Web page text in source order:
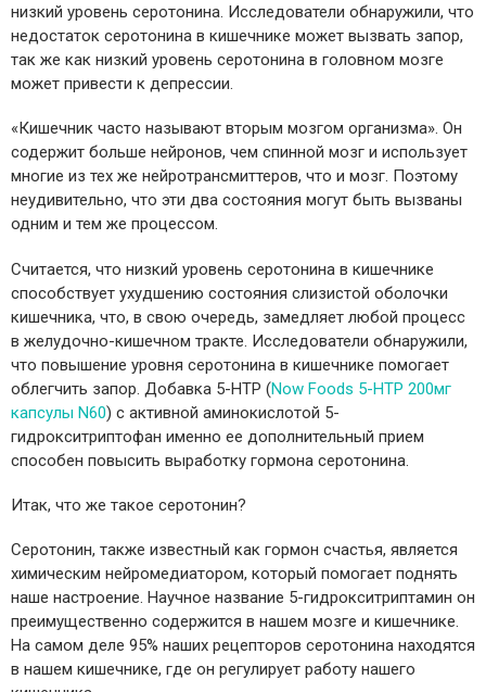
низкий уровень серотонина. Исследователи обнаружили, что
недостаток серотонина в кишечнике может вызвать запор,
так же как низкий уровень серотонина в головном мозге
может привести к депрессии.
«Кишечник часто называют вторым мозгом организма». Он
содержит больше нейронов, чем спинной мозг и использует
многие из тех же нейротрансмиттеров, что и мозг. Поэтому
неудивительно, что эти два состояния могут быть вызваны
одним и тем же процессом.
Считается, что низкий уровень серотонина в кишечнике
способствует ухудшению состояния слизистой оболочки
кишечника, что, в свою очередь, замедляет любой процесс
в желудочно-кишечном тракте. Исследователи обнаружили,
что повышение уровня серотонина в кишечнике помогает
облегчить запор. Добавка 5-HTP (Now Foods 5-HTP 200мг
капсулы N60) с активной аминокислотой 5-
гидрокситриптофан именно ее дополнительный прием
способен повысить выработку гормона серотонина.
Итак, что же такое серотонин?
Серотонин, также известный как гормон счастья, является
химическим нейромедиатором, который помогает поднять
наше настроение. Научное название 5-гидрокситриптамин он
преимущественно содержится в нашем мозге и кишечнике.
На самом деле 95% наших рецепторов серотонина находятся
в нашем кишечнике, где он регулирует работу нашего